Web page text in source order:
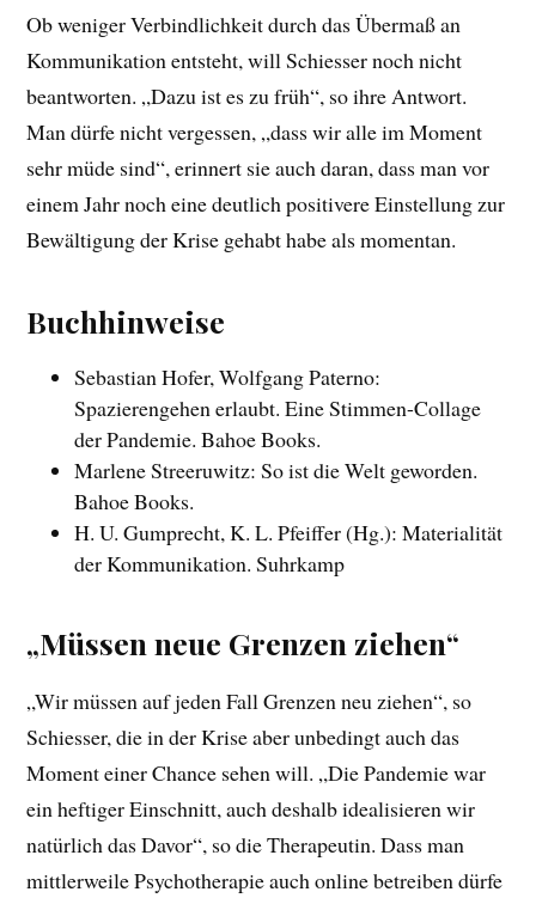
Ob weniger Verbindlichkeit durch das Übermaß an
Kommunikation entsteht, will Schiesser noch nicht
beantworten. „Dazu ist es zu früh“, so ihre Antwort.
Man dürfe nicht vergessen, „dass wir alle im Moment
sehr müde sind“, erinnert sie auch daran, dass man vor
einem Jahr noch eine deutlich positivere Einstellung zur
Bewältigung der Krise gehabt habe als momentan.
Buchhinweise
Sebastian Hofer, Wolfgang Paterno:
Spazierengehen erlaubt. Eine Stimmen-Collage
der Pandemie. Bahoe Books.
Marlene Streeruwitz: So ist die Welt geworden.
Bahoe Books.
H. U. Gumprecht, K. L. Pfeiffer (Hg.): Materialität
der Kommunikation. Suhrkamp
„Müssen neue Grenzen ziehen“
„Wir müssen auf jeden Fall Grenzen neu ziehen“, so
Schiesser, die in der Krise aber unbedingt auch das
Moment einer Chance sehen will. „Die Pandemie war
ein heftiger Einschnitt, auch deshalb idealisieren wir
natürlich das Davor“, so die Therapeutin. Dass man
mittlerweile Psychotherapie auch online betreiben dürfe